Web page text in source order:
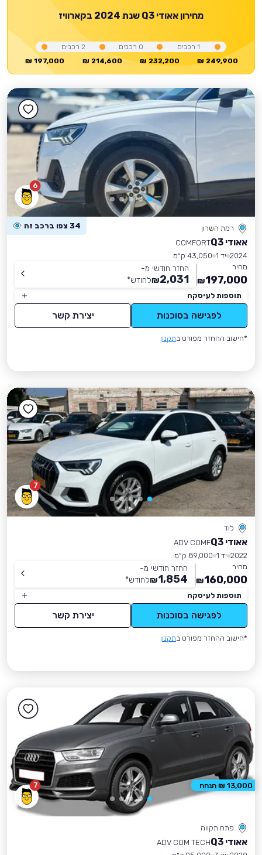
מחירון אאודי Q3 שנת 2024 בקארוויז
197,000 ₪
2 רכבים
214,600 ₪
0 רכבים
232,200 ₪
1רכבים
249,900 ₪
6
רמת השרון 34 צפו ברכב זה
אאודי Q3
COMFORT
2024 יד 1
43,050 ק״מ
מחיר
197,000
₪
החזר חודשי מ-
2,031
₪לחודש*
תוספות לעיסקה
לפגישה בסוכנות יצירת קשר
*חישוב ההחזר מפורט בתקנון
7
לוד
אאודי Q3
ADV COMF
2022 יד 1
89,000 ק״מ
מחיר
160,000
₪
החזר חודשי מ-
1,854
₪לחודש*
תוספות לעיסקה
לפגישה בסוכנות יצירת קשר
*חישוב ההחזר מפורט בתקנון
7
פתח תקווה
אאודי Q3
ADV COM TECH
13,000 ₪ הנחה